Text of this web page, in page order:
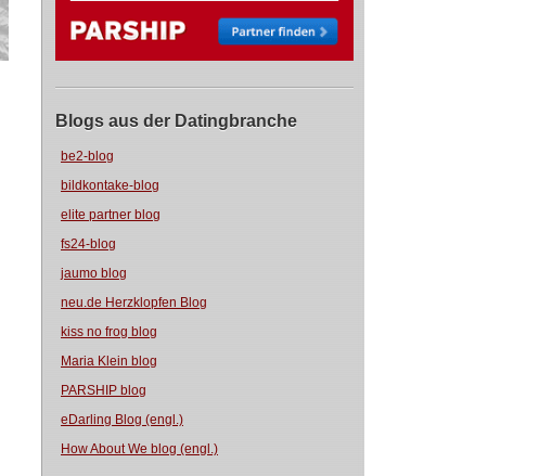
Blogs aus der Datingbranche
be2-blog
bildkontake-blog
elite partner blog
fs24-blog
jaumo blog
neu.de Herzklopfen Blog
kiss no frog blog
Maria Klein blog
PARSHIP blog
eDarling Blog (engl.)
How About We blog (engl.)